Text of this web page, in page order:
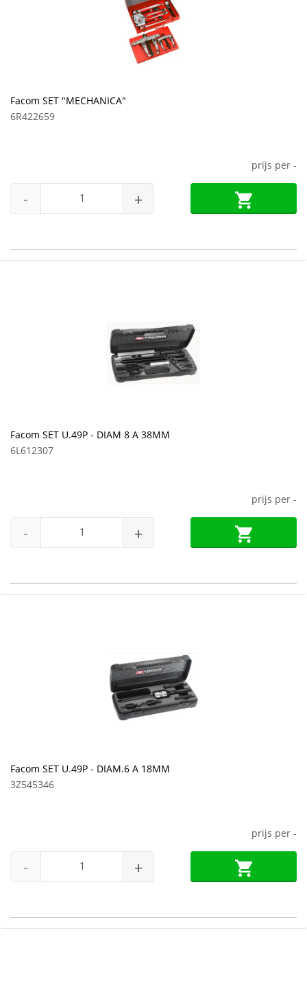
Facom SET "MECHANICA"
6R422659
prijs per -
- +
Facom SET U.49P - DIAM 8 A 38MM
6L612307
prijs per -
- +
Facom SET U.49P - DIAM.6 A 18MM
3Z545346
prijs per -
- +